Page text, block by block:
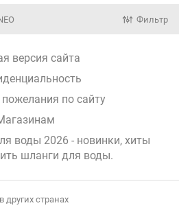
Фильтр
версия сайта
по сайту
воды 2026 - новинки, хиты
шланги для воды.
других странах